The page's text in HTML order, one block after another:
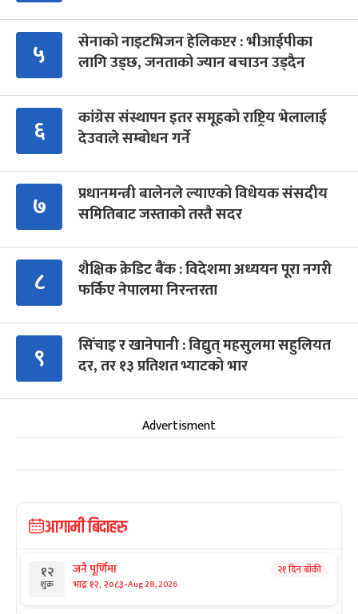
५
सेनाको नाइटभिजन हेलिकप्टर : भीआईपीका
लागि उड्छ, जनताको ज्यान बचाउन उड्दैन
६
कांग्रेस संस्थापन इतर समूहको राष्ट्रिय भेलालाई
देउवाले सम्बोधन गर्ने
७
प्रधानमन्त्री बालेनले ल्याएको विधेयक संसदीय
समितिबाट जस्ताको तस्तै सदर
८
शैक्षिक क्रेडिट बैंक : विदेशमा अध्ययन पूरा नगरी
फर्किए नेपालमा निरन्तरता
९
सिँचाइ र खानेपानी : विद्युत् महसुलमा सहुलियत
दर, तर १३ प्रतिशत भ्याटको भार
Advertisment
आगामी बिदाहरु
१२
शुक्र
जनै पूर्णिमा
भाद्र १२, २०८३-Aug 28, 2026
२१ दिन बाँकी